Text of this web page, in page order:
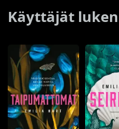
Käyttäjät